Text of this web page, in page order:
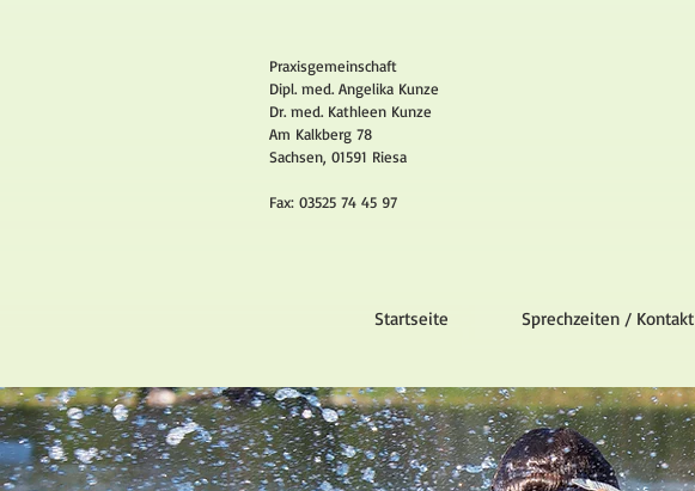
Praxisgemeinschaft
Dipl. med. Angelika Kunze
Dr. med. Kathleen Kunze
Am Kalkberg 78
Sachsen, 01591 Riesa
Fax: 03525 74 45 97
Startseite Sprechzeiten / Kontakt